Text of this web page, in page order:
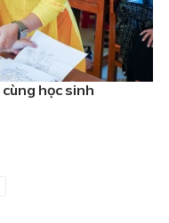
học sinh